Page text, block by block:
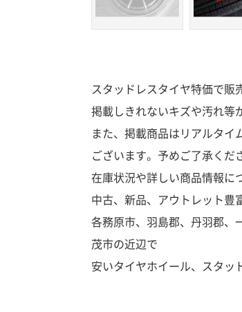
スタッドレスタイヤ特価で販
掲載しきれないキズや汚れ等
また、掲載商品はリアルタイ
ございます。予めご了承くだ
在庫状況や詳しい商品情報に
中古、新品、アウトレット豊
各務原市、羽島郡、丹羽郡、
茂市の近辺で
安いタイヤホイール、スタッ